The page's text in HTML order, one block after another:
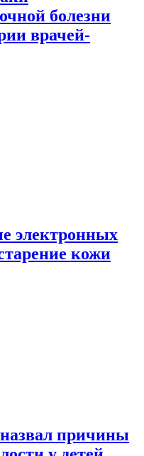
болезни
врачей-
электронных
кожи
причины